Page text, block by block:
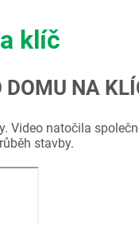
klíč
DOMU NA
Video natočila
stavby.